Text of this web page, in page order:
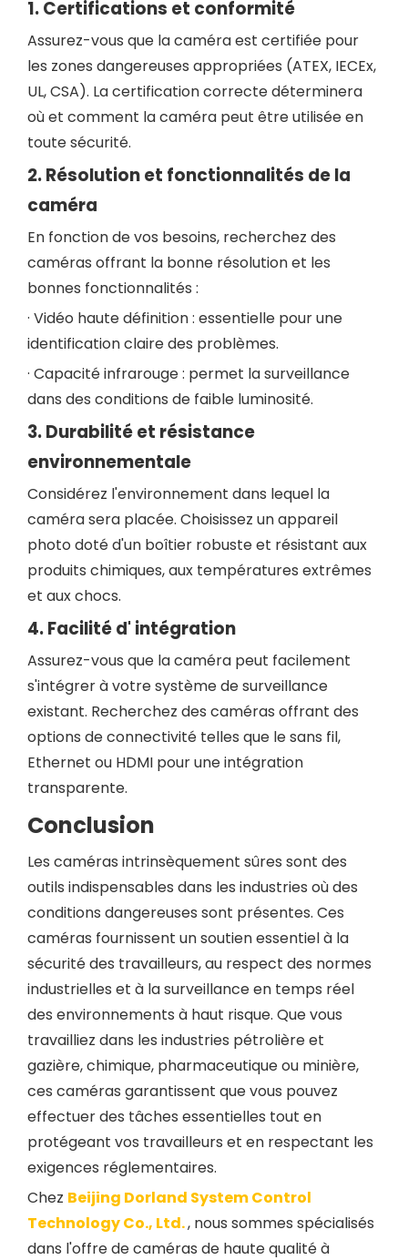
1. Certifications et conformité
Assurez-vous que la caméra est certifiée pour
les zones dangereuses appropriées (ATEX, IECEx,
UL, CSA). La certification correcte déterminera
où et comment la caméra peut être utilisée en
toute sécurité.
2.Résolutionet fonctionnalités de la
caméra
En fonction de vos besoins, recherchez des
caméras offrant la bonne résolution et les
bonnes fonctionnalités :
· Vidéo haute définition : essentielle pour une
identification claire des problèmes.
· Capacité infrarouge : permet la surveillance
dans des conditions de faible luminosité.
3.Durabilité et résistance
environnementale
Considérez l'environnement dans lequel la
caméra sera placée. Choisissez un appareil
photo doté d'un boîtier robuste et résistant aux
produits chimiques, aux températures extrêmes
et aux chocs.
4.Facilité d'intégration
Assurez-vous que la caméra peut facilement
s'intégrer à votre système de surveillance
existant. Recherchez des caméras offrant des
options de connectivité telles que le sans fil,
Ethernet ou HDMI pour une intégration
transparente.
Conclusion
Les caméras intrinsèquement sûres sont des
outils indispensables dans les industries où des
conditions dangereuses sont présentes. Ces
caméras fournissent un soutien essentiel à la
sécurité des travailleurs, au respect des normes
industrielles et à la surveillance en temps réel
des environnements à haut risque. Que vous
travailliez dans les industries pétrolière et
gazière, chimique, pharmaceutique ou minière,
ces caméras garantissent que vous pouvez
effectuer des tâches essentielles tout en
protégeant vos travailleurs et en respectant les
exigences réglementaires.
Chez Beijing Dorland System Control
Technology Co., Ltd., nous sommes spécialisés
dans l'offre de caméras de haute qualité à